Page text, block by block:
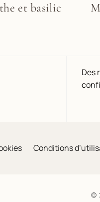
et basilic
Des
Conditions
©